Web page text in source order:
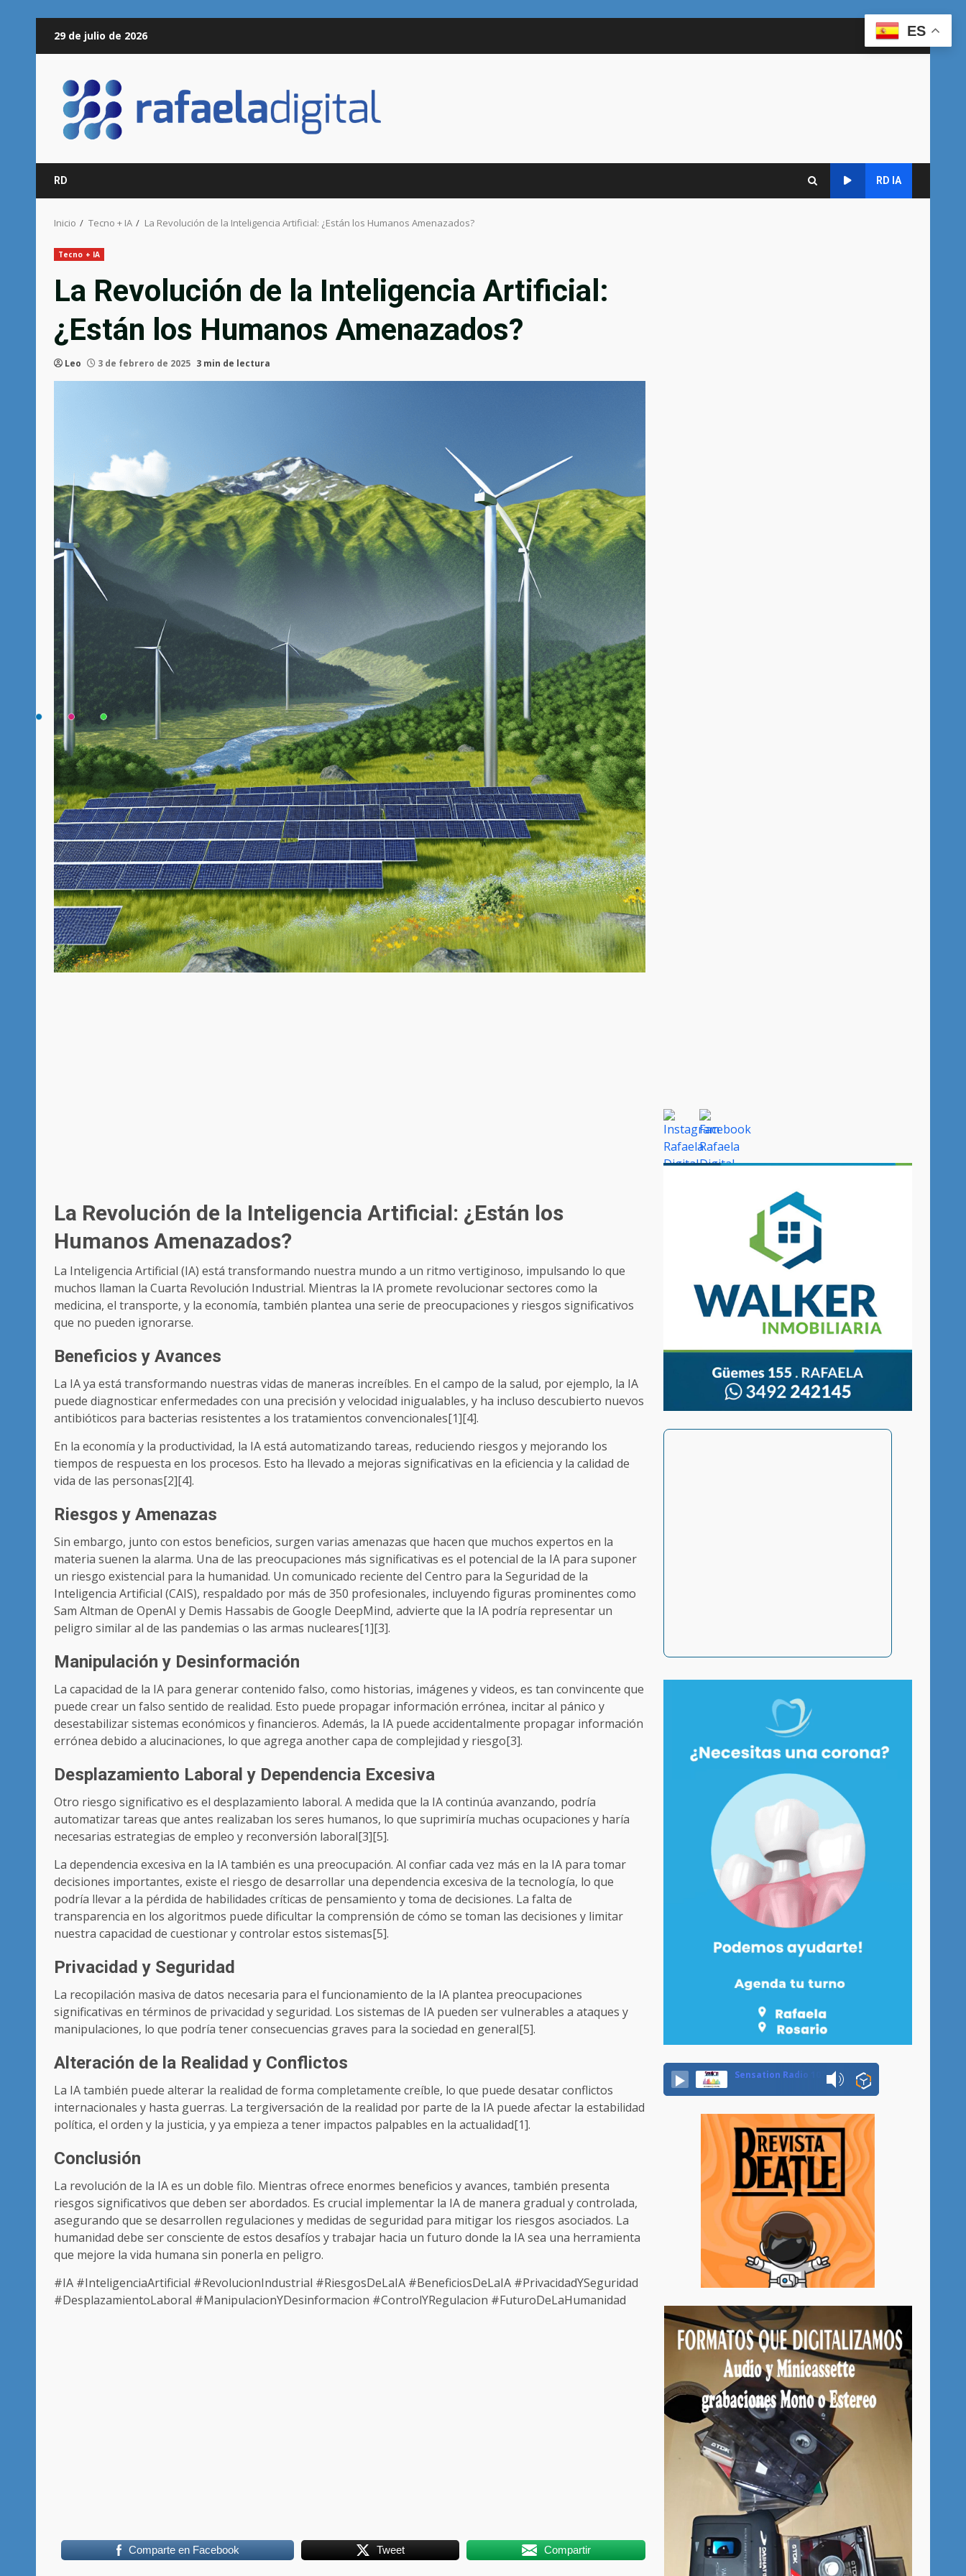
29 de julio de 2026
RD RD IA
Inicio Tecno + IA La Revolución de la Inteligencia Artificial: ¿Están los Humanos Amenazados?
Tecno + IA
La Revolución de la Inteligencia Artificial:
¿Están los Humanos Amenazados?
Leo 3 de febrero de 2025 3 min de lectura
La Revolución de la Inteligencia Artificial: ¿Están los
Humanos Amenazados?
La Inteligencia Artificial (IA) está transformando nuestra mundo a un ritmo vertiginoso, impulsando lo que
muchos llaman la Cuarta Revolución Industrial. Mientras la IA promete revolucionar sectores como la
medicina, el transporte, y la economía, también plantea una serie de preocupaciones y riesgos significativos
que no pueden ignorarse.
Beneficios y Avances
La IA ya está transformando nuestras vidas de maneras increíbles. En el campo de la salud, por ejemplo, la IA
puede diagnosticar enfermedades con una precisión y velocidad inigualables, y ha incluso descubierto nuevos
antibióticos para bacterias resistentes a los tratamientos convencionales[1][4].
En la economía y la productividad, la IA está automatizando tareas, reduciendo riesgos y mejorando los
tiempos de respuesta en los procesos. Esto ha llevado a mejoras significativas en la eficiencia y la calidad de
vida de las personas[2][4].
Riesgos y Amenazas
Sin embargo, junto con estos beneficios, surgen varias amenazas que hacen que muchos expertos en la
materia suenen la alarma. Una de las preocupaciones más significativas es el potencial de la IA para suponer
un riesgo existencial para la humanidad. Un comunicado reciente del Centro para la Seguridad de la
Inteligencia Artificial (CAIS), respaldado por más de 350 profesionales, incluyendo figuras prominentes como
Sam Altman de OpenAI y Demis Hassabis de Google DeepMind, advierte que la IA podría representar un
peligro similar al de las pandemias o las armas nucleares[1][3].
Manipulación y Desinformación
La capacidad de la IA para generar contenido falso, como historias, imágenes y videos, es tan convincente que
puede crear un falso sentido de realidad. Esto puede propagar información errónea, incitar al pánico y
desestabilizar sistemas económicos y financieros. Además, la IA puede accidentalmente propagar información
errónea debido a alucinaciones, lo que agrega another capa de complejidad y riesgo[3].
Desplazamiento Laboral y Dependencia Excesiva
Otro riesgo significativo es el desplazamiento laboral. A medida que la IA continúa avanzando, podría
automatizar tareas que antes realizaban los seres humanos, lo que suprimiría muchas ocupaciones y haría
necesarias estrategias de empleo y reconversión laboral[3][5].
La dependencia excesiva en la IA también es una preocupación. Al confiar cada vez más en la IA para tomar
decisiones importantes, existe el riesgo de desarrollar una dependencia excesiva de la tecnología, lo que
podría llevar a la pérdida de habilidades críticas de pensamiento y toma de decisiones. La falta de
transparencia en los algoritmos puede dificultar la comprensión de cómo se toman las decisiones y limitar
nuestra capacidad de cuestionar y controlar estos sistemas[5].
Privacidad y Seguridad
La recopilación masiva de datos necesaria para el funcionamiento de la IA plantea preocupaciones
significativas en términos de privacidad y seguridad. Los sistemas de IA pueden ser vulnerables a ataques y
manipulaciones, lo que podría tener consecuencias graves para la sociedad en general[5].
Alteración de la Realidad y Conflictos
La IA también puede alterar la realidad de forma completamente creíble, lo que puede desatar conflictos
internacionales y hasta guerras. La tergiversación de la realidad por parte de la IA puede afectar la estabilidad
política, el orden y la justicia, y ya empieza a tener impactos palpables en la actualidad[1].
Conclusión
La revolución de la IA es un doble filo. Mientras ofrece enormes beneficios y avances, también presenta
riesgos significativos que deben ser abordados. Es crucial implementar la IA de manera gradual y controlada,
asegurando que se desarrollen regulaciones y medidas de seguridad para mitigar los riesgos asociados. La
humanidad debe ser consciente de estos desafíos y trabajar hacia un futuro donde la IA sea una herramienta
que mejore la vida humana sin ponerla en peligro.
#IA #InteligenciaArtificial #RevolucionIndustrial #RiesgosDeLaIA #BeneficiosDeLaIA #PrivacidadYSeguridad
#DesplazamientoLaboral #ManipulacionYDesinformacion #ControlYRegulacion #FuturoDeLaHumanidad
Comparte en Facebook Tweet Compartir
Sensation Radio 107.5 Neuquen
ES